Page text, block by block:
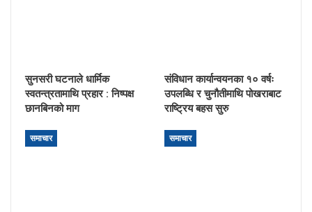
सुनसरी घटनाले धार्मिक
स्वतन्त्रतामाथि प्रहार : निष्पक्ष
छानबिनको माग
संविधान कार्यान्वयनका १० वर्षः
उपलब्धि र चुनौतीमाथि पोखराबाट
राष्ट्रिय बहस सुरु
समाचार समाचार